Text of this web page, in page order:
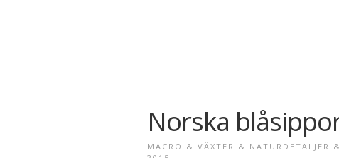
Norska
MACRO & VÄXTER & NATURDETALJER